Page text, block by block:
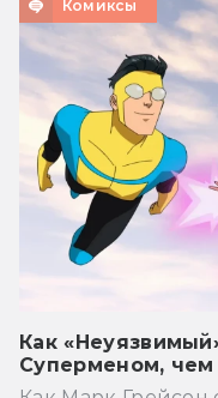
Комиксы
Как
Суперменом,